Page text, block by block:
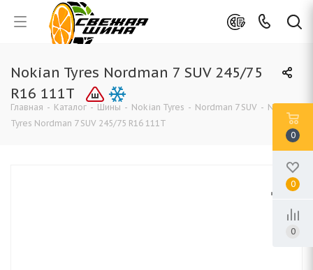
Nokian Tyres Nordman 7 SUV 245/75
R16 111T
Главная - Каталог - Шины - Nokian Tyres - Nordman 7 SUV - Nokian
Tyres Nordman 7 SUV 245/75 R16 111T
0
0
0